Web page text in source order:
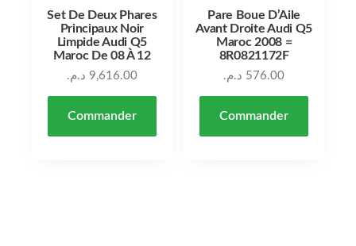
Set De Deux Phares
Principaux Noir
Limpide Audi Q5
Maroc De 08 À 12
9,616.00 د.م.
Commander
Pare Boue D’Aile
Avant Droite Audi Q5
Maroc 2008 =
8R0821172F
576.00 د.م.
Commander